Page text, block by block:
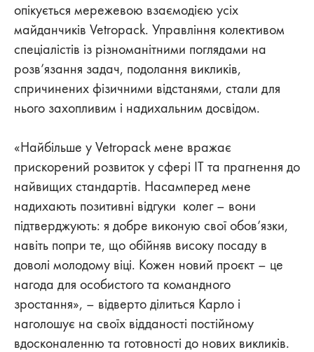
опікується мережевою взаємодією усіх
майданчиків Vetropack. Управління колективом
спеціалістів із різноманітними поглядами на
розв’язання задач, подолання викликів,
спричинених фізичними відстанями, стали для
нього захопливим і надихальним досвідом.
«Найбільше у Vetropack мене вражає
прискорений розвиток у сфері IT та прагнення до
найвищих стандартів. Насамперед мене
надихають позитивні відгуки колег – вони
підтверджують: я добре виконую свої обов’язки,
навіть попри те, що обійняв високу посаду в
доволі молодому віці. Кожен новий проєкт – це
нагода для особистого та командного
зростання», – відверто ділиться Карло і
наголошує на своїх відданості постійному
вдосконаленню та готовності до нових викликів.